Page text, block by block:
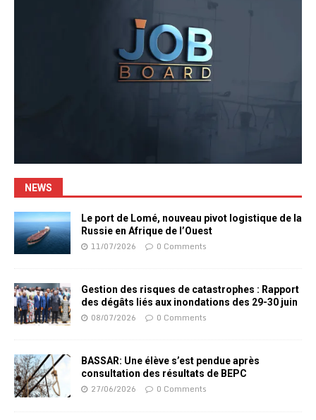
NEWS
Le port de Lomé, nouveau pivot logistique de la
Russie en Afrique de l’Ouest
11/07/2026 0 Comments
Gestion des risques de catastrophes : Rapport
des dégâts liés aux inondations des 29-30 juin
08/07/2026 0 Comments
BASSAR: Une élève s’est pendue après
consultation des résultats de BEPC
27/06/2026 0 Comments